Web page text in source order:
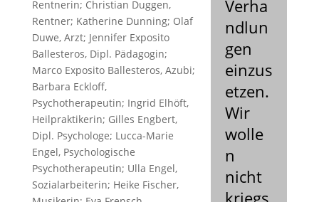
Verha
ndlun
gen
einzus
etzen.
Wir
wolle
n
nicht
kriegs
Rentnerin; Christian Duggen,
Rentner; Katherine Dunning; Olaf
Duwe, Arzt; Jennifer Exposito
Ballesteros, Dipl. Pädagogin;
Marco Exposito Ballesteros, Azubi;
Barbara Eckloff,
Psychotherapeutin; Ingrid Elhöft,
Heilpraktikerin; Gilles Engbert,
Dipl. Psychologe; Lucca-Marie
Engel, Psychologische
Psychotherapeutin; Ulla Engel,
Sozialarbeiterin; Heike Fischer,